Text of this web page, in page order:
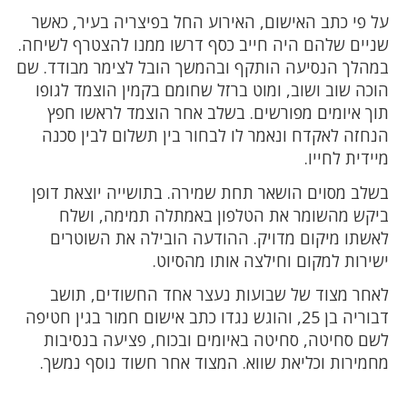
על פי כתב האישום, האירוע החל בפיצריה בעיר, כאשר
שניים שלהם היה חייב כסף דרשו ממנו להצטרף לשיחה.
במהלך הנסיעה הותקף ובהמשך הובל לצימר מבודד. שם
הוכה שוב ושוב, ומוט ברזל שחומם בקמין הוצמד לגופו
תוך איומים מפורשים. בשלב אחר הוצמד לראשו חפץ
הנחזה לאקדח ונאמר לו לבחור בין תשלום לבין סכנה
מיידית לחייו.
בשלב מסוים הושאר תחת שמירה. בתושייה יוצאת דופן
ביקש מהשומר את הטלפון באמתלה תמימה, ושלח
לאשתו מיקום מדויק. ההודעה הובילה את השוטרים
ישירות למקום וחילצה אותו מהסיוט.
לאחר מצוד של שבועות נעצר אחד החשודים, תושב
דבוריה בן 25, והוגש נגדו כתב אישום חמור בגין חטיפה
לשם סחיטה, סחיטה באיומים ובכוח, פציעה בנסיבות
מחמירות וכליאת שווא. המצוד אחר חשוד נוסף נמשך.